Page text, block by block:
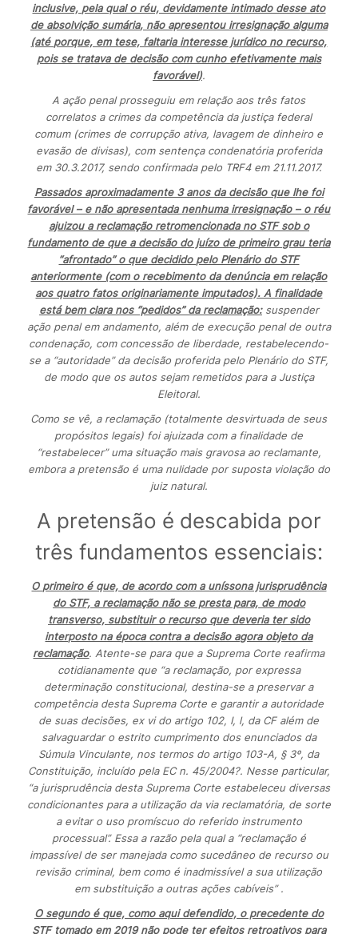
inclusive, pela qual o réu, devidamente intimado desse ato
de absolvição sumária, não apresentou irresignação alguma
(até porque, em tese, faltaria interesse jurídico no recurso,
pois se tratava de decisão com cunho efetivamente mais
favorável).
A ação penal prosseguiu em relação aos três fatos
correlatos a crimes da competência da justiça federal
comum (crimes de corrupção ativa, lavagem de dinheiro e
evasão de divisas), com sentença condenatória proferida
em 30.3.2017, sendo confirmada pelo TRF4 em 21.11.2017.
Passados aproximadamente 3 anos da decisão que lhe foi
favorável – e não apresentada nenhuma irresignação – o réu
ajuizou a reclamação retromencionada no STF sob o
fundamento de que a decisão do juízo de primeiro grau teria
“afrontado” o que decidido pelo Plenário do STF
anteriormente (com o recebimento da denúncia em relação
aos quatro fatos originariamente imputados). A finalidade
está bem clara nos “pedidos” da reclamação:suspender
ação penal em andamento, além de execução penal de outra
condenação, com concessão de liberdade, restabelecendo-
se a “autoridade” da decisão proferida pelo Plenário do STF,
de modo que os autos sejam remetidos para a Justiça
Eleitoral.
Como se vê, a reclamação (totalmente desvirtuada de seus
propósitos legais) foi ajuizada com a finalidade de
“restabelecer” uma situação mais gravosa ao reclamante,
embora a pretensão é uma nulidade por suposta violação do
juiz natural.
A pretensão é descabida por
três fundamentos essenciais:
O primeiro é que, de acordo com a uníssona jurisprudência
do STF, a reclamação não se presta para, de modo
transverso, substituir o recurso que deveria ter sido
interposto na época contra a decisão agora objeto da
reclamação. Atente-se para que a Suprema Corte reafirma
cotidianamente que “a reclamação, por expressa
determinação constitucional, destina-se a preservar a
competência desta Suprema Corte e garantir a autoridade
de suas decisões, ex vi do artigo 102, I, l, da CF além de
salvaguardar o estrito cumprimento dos enunciados da
Súmula Vinculante, nos termos do artigo 103-A, § 3º, da
Constituição, incluído pela EC n. 45/2004?. Nesse particular,
“a jurisprudência desta Suprema Corte estabeleceu diversas
condicionantes para a utilização da via reclamatória, de sorte
a evitar o uso promíscuo do referido instrumento
processual”. Essa a razão pela qual a “reclamação é
impassível de ser manejada como sucedâneo de recurso ou
revisão criminal, bem como é inadmissível a sua utilização
em substituição a outras ações cabíveis” .
O segundo é que, como aqui defendido, o precedente do
STF tomado em 2019 não pode ter efeitos retroativos para